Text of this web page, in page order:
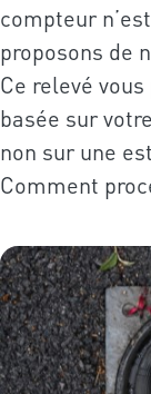
compteur
proposons de
Ce relevé
basée sur
non sur une
Comment